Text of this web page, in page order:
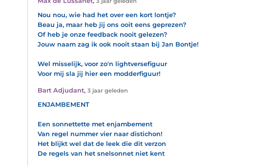
Nou nou, wie had het over een kort lontje?
Beau ja, maar heb jij ons ooit eens geprezen?
Of heb je onze feedback nooit gelezen?
Jouw naam zag ik ook nooit staan bij Jan Bontje!
Wel misselijk, voor zo'n lightversefiguur
Voor mij sla jij hier een modderfiguur!
Bart Adjudant, 3 jaar geleden
ENJAMBEMENT
Een sonnettette met enjambement
Van regel nummer vier naar distichon!
Het blijkt wel dat de leek die dit verzon
De regels van het snelsonnet niet kent